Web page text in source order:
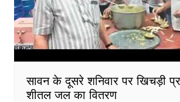
सावन के दूसरे शनिवार पर खिचड़ी
शीतल जल का वितरण